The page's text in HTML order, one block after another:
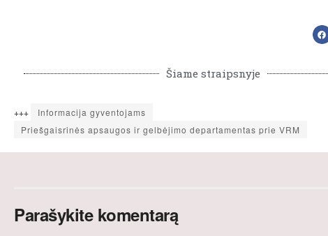
Šiame straipsnyje
+++
Informacija gyventojams
Priešgaisrinės apsaugos ir gelbėjimo departamentas prie VRM
Parašykite komentarą